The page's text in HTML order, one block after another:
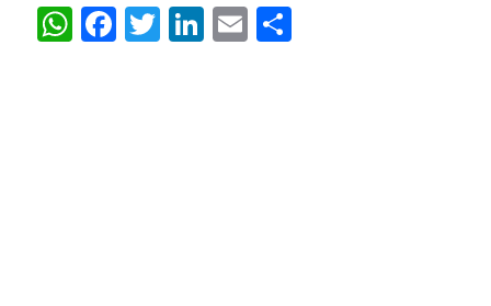
WhatsApp
Facebook
Twitter
LinkedIn
Email